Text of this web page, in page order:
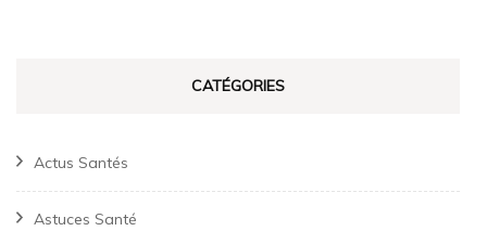
CATÉGORIES
Actus Santés
Astuces Santé